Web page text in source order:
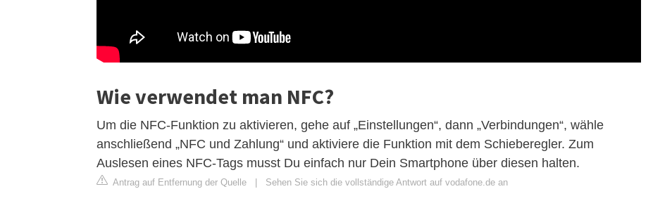
Wie verwendet man NFC?
Um die NFC-Funktion zu aktivieren, gehe auf „Einstellungen“, dann „Verbindungen“, wähle
anschließend „NFC und Zahlung“ und aktiviere die Funktion mit dem Schieberegler. Zum
Auslesen eines NFC-Tags musst Du einfach nur Dein Smartphone über diesen halten.
Antrag auf Entfernung der Quelle | Sehen Sie sich die vollständige Antwort auf vodafone.de an